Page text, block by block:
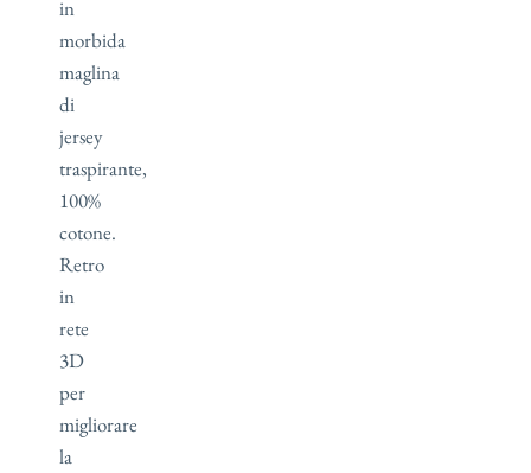
in
morbida
maglina
di
jersey
traspirante,
100%
cotone.
Retro
in
rete
3D
per
migliorare
la